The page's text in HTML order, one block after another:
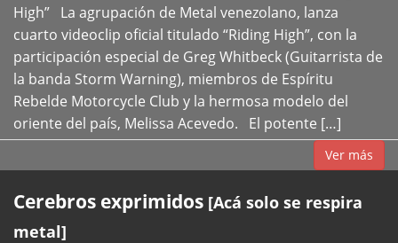
High” La agrupación de Metal venezolano, lanza
cuarto videoclip oficial titulado “Riding High”, con la
participación especial de Greg Whitbeck (Guitarrista de
la banda Storm Warning), miembros de Espíritu
Rebelde Motorcycle Club y la hermosa modelo del
oriente del país, Melissa Acevedo. El potente […]
Ver más
Cerebros exprimidos [Acá solo se respira
metal]